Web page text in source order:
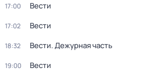
17:00 Вести
17:02 Вести
18:32 Вести. Дежурная часть
19:00 Вести